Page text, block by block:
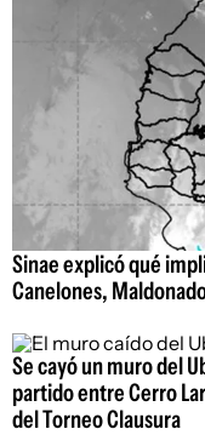
Sinae explicó qué
Canelones,
Se cayó un muro del
partido entre Cerro
del Torneo Clausura